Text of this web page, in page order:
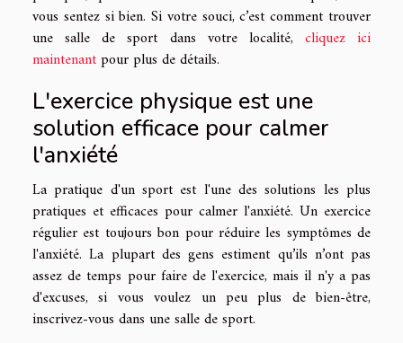
vous sentez si bien. Si votre souci, c’est comment trouver
une salle de sport dans votre localité, cliquez ici
maintenantpour plus de détails.
L'exercice physique est une
solution efficace pour calmer
l'anxiété
La pratique d'un sport est l'une des solutions les plus
pratiques et efficaces pour calmer l'anxiété. Un exercice
régulier est toujours bon pour réduire les symptômes de
l'anxiété. La plupart des gens estiment qu’ils n’ont pas
assez de temps pour faire de l'exercice, mais il n'y a pas
d'excuses, si vous voulez un peu plus de bien-être,
inscrivez-vous dans une salle de sport.